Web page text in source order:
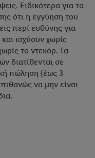
Ειδικότερα για τα
ότι η εγγύηση του
περί ευθύνης για
ισχύουν χωρίς
το ντεκόρ. Τα
διατίθενται σε
πώληση (έως 3
να μην είναι